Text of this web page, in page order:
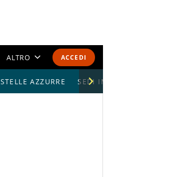
ACCEDI
ALTRO
CALENDARI E CLASSIFICHE
STELLE AZZURRE SEDI IMPIANTI